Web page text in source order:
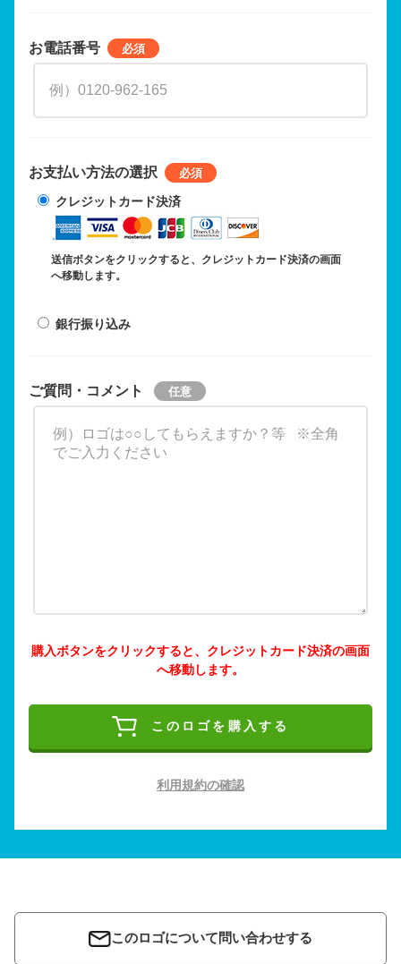
お電話番号
お支払い方法の選択
クレジットカード決済
送信ボタンをクリックすると、クレジットカード決済の画面
へ移動します。
銀行振り込み
ご質問・コメント
購入ボタンをクリックすると、クレジットカード決済の画面
へ移動します。
このロゴを購入する
利用規約の確認
このロゴについて問い合わせする